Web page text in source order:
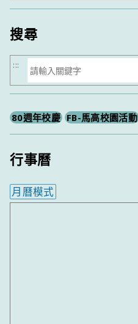
類
搜尋
搜
尋
:::
80週年校慶 FB-馬高校園活動
行事曆
月曆模式